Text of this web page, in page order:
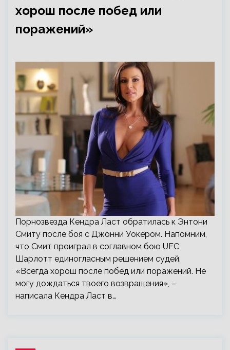
хорош после побед или
поражений»
Порнозвезда Кендра Ласт обратилась к Энтони
Смиту после боя с Джонни Уокером. Напомним,
что Смит проиграл в соглавном бою UFC
Шарлотт единогласным решением судей.
«Всегда хорош после побед или поражений. Не
могу дождаться твоего возвращения», –
написала Кендра Ласт в…